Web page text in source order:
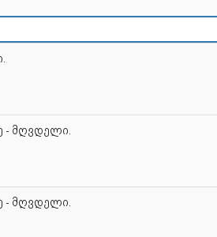
- მღვდელი.
- მღვდელი.